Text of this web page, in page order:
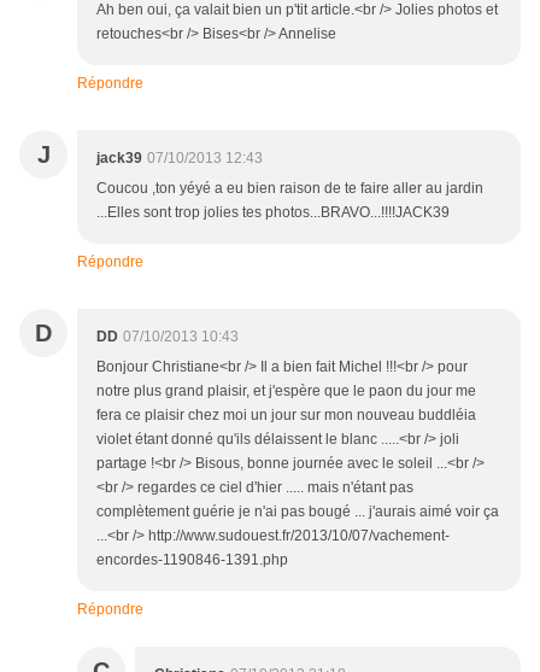
Ah ben oui, ça valait bien un p'tit article.<br /> Jolies photos et
retouches<br /> Bises<br /> Annelise
Répondre
J jack39 07/10/2013 12:43
Coucou ,ton yéyé a eu bien raison de te faire aller au jardin
...Elles sont trop jolies tes photos...BRAVO...!!!!JACK39
Répondre
D DD 07/10/2013 10:43
Bonjour Christiane<br /> Il a bien fait Michel !!!<br /> pour
notre plus grand plaisir, et j'espère que le paon du jour me
fera ce plaisir chez moi un jour sur mon nouveau buddléia
violet étant donné qu'ils délaissent le blanc .....<br /> joli
partage !<br /> Bisous, bonne journée avec le soleil ...<br />
<br /> regardes ce ciel d'hier ..... mais n'étant pas
complètement guérie je n'ai pas bougé ... j'aurais aimé voir ça
...<br /> http://www.sudouest.fr/2013/10/07/vachement-
encordes-1190846-1391.php
Répondre